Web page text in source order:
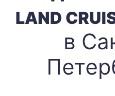
LAND
в